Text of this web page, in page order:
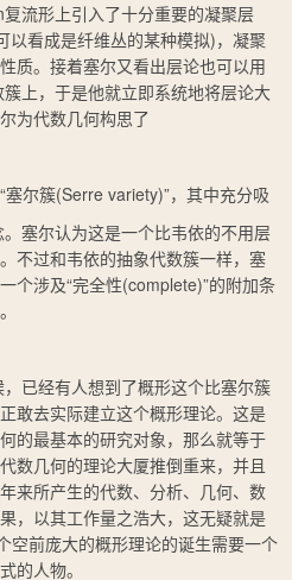
流形上引入了十分重要的凝聚层
看成是纤维丛的某种模拟)，凝聚
质。接着塞尔又看出层论也可以用
上，于是他就立即系统地将层论大
为代数几何构思了
尔簇(Serre variety)”，其中充分吸
塞尔认为这是一个比韦依的不用层
不过和韦依的抽象代数簇一样，塞
个涉及“完全性(complete)”的附加条
已经有人想到了概形这个比塞尔簇
敢去实际建立这个概形理论。这是
的最基本的研究对象，那么就等于
数几何的理论大厦推倒重来，并且
来所产生的代数、分析、几何、数
，以其工作量之浩大，这无疑就是
空前庞大的概形理论的诞生需要一个
的人物。